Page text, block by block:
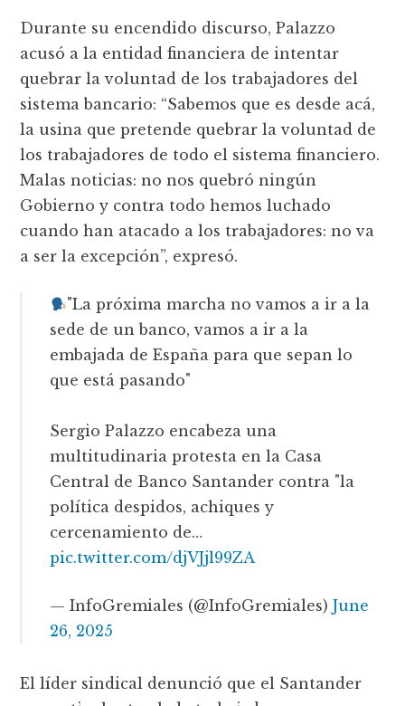
Durante su encendido discurso, Palazzo
acusó a la entidad financiera de intentar
quebrar la voluntad de los trabajadores del
sistema bancario: “Sabemos que es desde acá,
la usina que pretende quebrar la voluntad de
los trabajadores de todo el sistema financiero.
Malas noticias: no nos quebró ningún
Gobierno y contra todo hemos luchado
cuando han atacado a los trabajadores: no va
a ser la excepción”, expresó.
"La próxima marcha no vamos a ir a la
sede de un banco, vamos a ir a la
embajada de España para que sepan lo
que está pasando"
Sergio Palazzo encabeza una
multitudinaria protesta en la Casa
Central de Banco Santander contra "la
política despidos, achiques y
cercenamiento de…
pic.twitter.com/djVJjl99ZA
— InfoGremiales (@InfoGremiales)June
26, 2025
El líder sindical denunció que el Santander